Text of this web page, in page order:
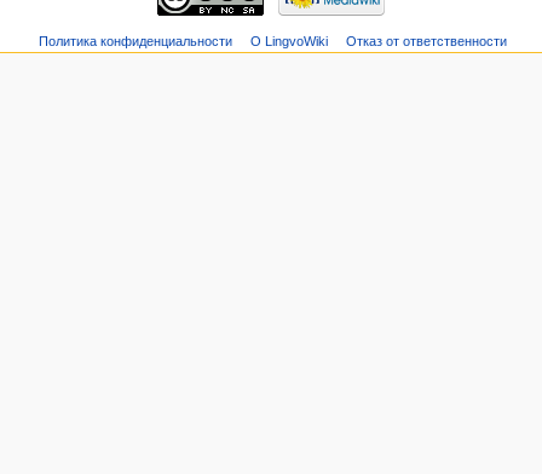
Политика конфиденциальности О LingvoWiki Отказ от ответственности